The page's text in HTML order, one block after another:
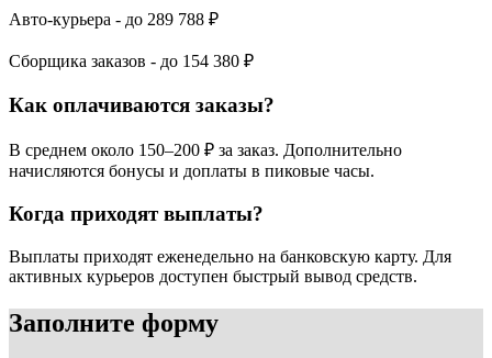
Авто-курьера - до 289 788 ₽
Сборщика заказов - до 154 380 ₽
Как оплачиваются заказы?
В среднем около 150–200 ₽ за заказ. Дополнительно
начисляются бонусы и доплаты в пиковые часы.
Когда приходят выплаты?
Выплаты приходят еженедельно на банковскую карту. Для
активных курьеров доступен быстрый вывод средств.
Заполните форму